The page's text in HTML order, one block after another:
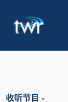
收听节目 -